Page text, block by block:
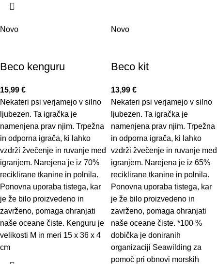
Novo
Beco kenguru
15,99 €
Nekateri psi verjamejo v silno
ljubezen. Ta igračka je
namenjena prav njim. Trpežna
in odporna igrača, ki lahko
vzdrži žvečenje in ruvanje med
igranjem. Narejena je iz 70%
reciklirane tkanine in polnila.
Ponovna uporaba tistega, kar
je že bilo proizvedeno in
zavrženo, pomaga ohranjati
naše oceane čiste. Kenguru je
velikosti M in meri 15 x 36 x 4
cm
Novo
Beco kit
13,99 €
Nekateri psi verjamejo v silno
ljubezen. Ta igračka je
namenjena prav njim. Trpežna
in odporna igrača, ki lahko
vzdrži žvečenje in ruvanje med
igranjem. Narejena je iz 65%
reciklirane tkanine in polnila.
Ponovna uporaba tistega, kar
je že bilo proizvedeno in
zavrženo, pomaga ohranjati
naše oceane čiste. *100 %
dobička je doniranih
organizaciji Seawilding za
pomoč pri obnovi morskih